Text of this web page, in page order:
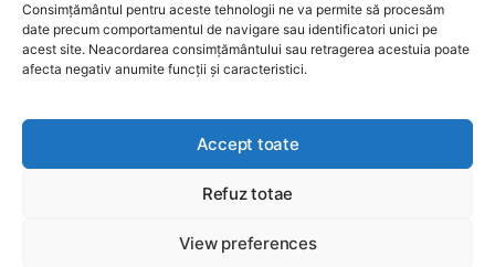
Consimțământul pentru aceste tehnologii ne va permite să procesăm
date precum comportamentul de navigare sau identificatori unici pe
acest site. Neacordarea consimțământului sau retragerea acestuia poate
afecta negativ anumite funcții și caracteristici.
Accept toate
Refuz totae
View preferences
This website uses cookies to improve your experience. We'll